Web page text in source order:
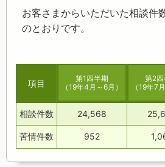
お客さまからいただいた相談件
のとおりです。
項目
第1四半期
（19年4月～6月）
第2四
（19年7
相談件数 24,568
苦情件数 952